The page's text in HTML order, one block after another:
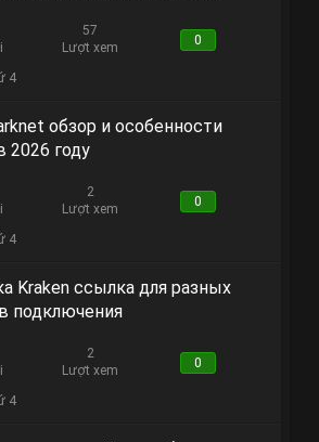
57
Lượt xem
0
4
обзор и особенности
2026 году
2
Lượt xem
0
4
Kraken ссылка для разных
подключения
2
Lượt xem
0
4